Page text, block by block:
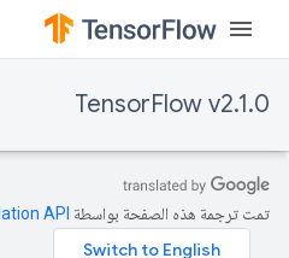
TensorFlow v2.1.0
تمت ترجمة هذه الصفحة بواسطة API‏